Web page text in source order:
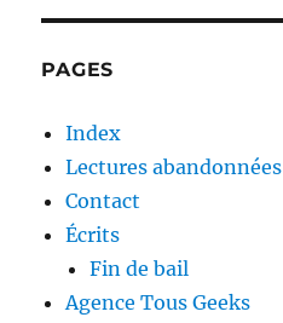
PAGES
Index
Lectures abandonnées
Contact
Écrits
Fin de bail
Agence Tous Geeks